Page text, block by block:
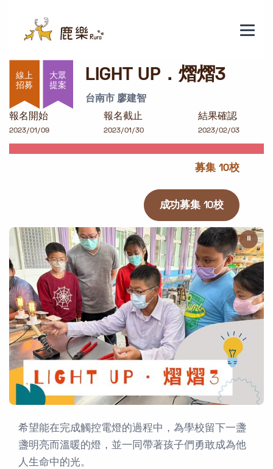
LIGHT UP．熠熠3
大眾
提案
LIGHT UP．熠熠3
台南市 廖建智
報名開始
2023/01/09
報名截止
2023/01/30
結果確認
2023/02/03
募集 10校
成功募集 10校
⏸
希望能在完成觸控電燈的過程中，為學校留下一盞
盞明亮而溫暖的燈，並一同帶著孩子們勇敢成為他
人生命中的光。